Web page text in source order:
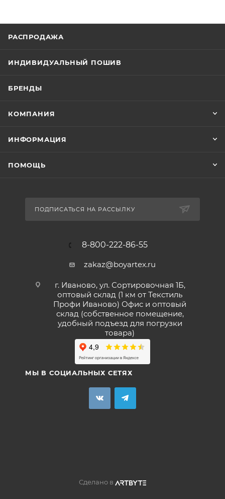
РАСПРОДАЖА
ИНДИВИДУАЛЬНЫЙ ПОШИВ
БРЕНДЫ
КОМПАНИЯ
ИНФОРМАЦИЯ
ПОМОЩЬ
ПОДПИСАТЬСЯ НА РАССЫЛКУ
8-800-222-86-55
zakaz@boyartex.ru
г. Иваново, ул. Сортировочная 1Б,
оптовый склад (1 км от Текстиль
Профи Иваново) Офис и оптовый
склад (собственное помещение,
удобный подъезд для погрузки
товара)
МЫ В СОЦИАЛЬНЫХ СЕТЯХ
Сделано в